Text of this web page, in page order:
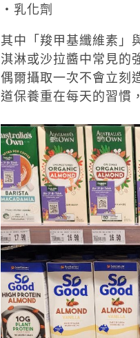
・乳化劑
其中「羧甲基纖維素」
淇淋或沙拉醬中常見的
偶爾攝取一次不會立刻
道保養重在每天的習慣